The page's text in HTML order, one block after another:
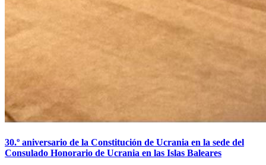
30.º aniversario de la Constitución de Ucrania en la sede del
Consulado Honorario de Ucrania en las Islas Baleares